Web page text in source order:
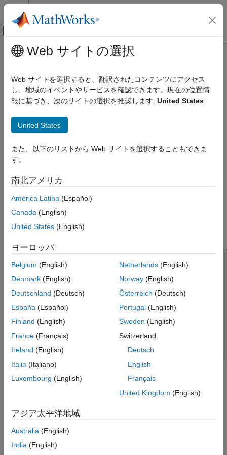
コンテンツへスキップ
オフキャンバス ナビゲーション メ
ドキュメンテーションのホーム
メインコンテンツ
Web サイトの選択
Web サイトを選択すると、翻訳されたコンテンツにアクセス
し、地域のイベントやサービスを確認できます。現在の位置情
報に基づき、次のサイトの選択を推奨します: United States
United States
また、以下のリストから Web サイトを選択することもできま
す。
南北アメリカ
América Latina (Español)
Canada (English)
United States (English)
ヨーロッパ
Belgium (English)
Denmark (English)
Deutschland (Deutsch)
España (Español)
Finland (English)
France (Français)
Ireland (English)
Italia (Italiano)
Luxembourg (English)
Netherlands(English)
Norway(English)
Österreich (Deutsch)
Portugal(English)
Sweden (English)
Switzerland
Deutsch
English
Français
United Kingdom (English)
アジア太平洋地域
Australia (English)
India (English)
トラストセンター
プライバシー ポリシー
違法コピー防止
アプリケーション ステータス
© 1994-2026 The MathWorks, Inc.